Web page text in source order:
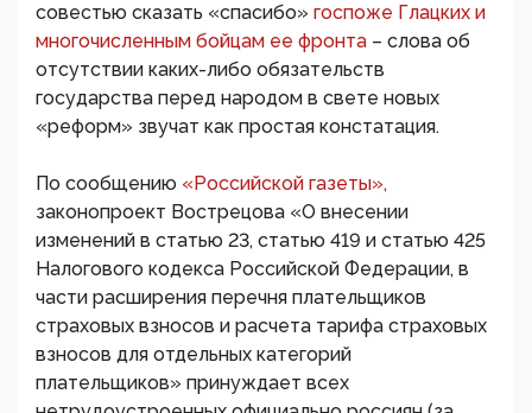
совестью сказать «спасибо» госпоже Глацких и
многочисленным бойцам ее фронта – слова об
отсутствии каких-либо обязательств
государства перед народом в свете новых
«реформ» звучат как простая констатация.
По сообщению «Российской газеты»,
законопроект Вострецова «О внесении
изменений в статью 23, статью 419 и статью 425
Налогового кодекса Российской Федерации, в
части расширения перечня плательщиков
страховых взносов и расчета тарифа страховых
взносов для отдельных категорий
плательщиков» принуждает всех